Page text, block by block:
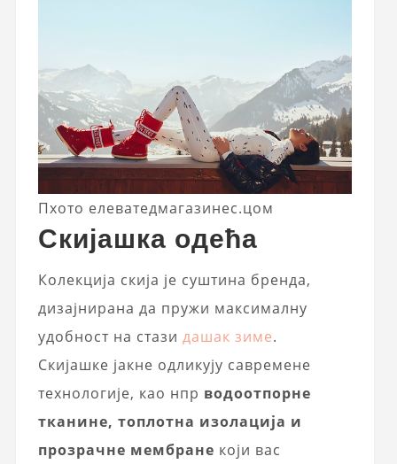
Пхото елеватедмагазинес.цом
Скијашка одећа
Колекција скија је суштина бренда,
дизајнирана да пружи максималну
удобност на стази дашак зиме.
Скијашке јакне одликују савремене
технологије, као нпр водоотпорне
тканине, топлотна изолација и
прозрачне мембране који вас